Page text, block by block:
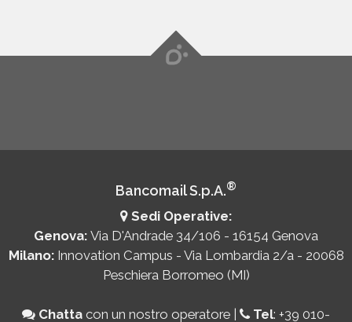
Bancomail S.p.A.®
Sedi Operative:
Genova: Via D'Andrade 34/106 - 16154 Genova
Milano: Innovation Campus - Via Lombardia 2/a - 20068
Peschiera Borromeo (MI)
Chatta con un nostro operatore | Tel: +39 010-